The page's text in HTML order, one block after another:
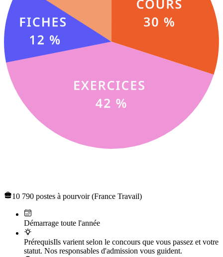
10 790 postes à pourvoir (France Travail)
Démarrage toute l'année
PrérequisIls varient selon le concours que vous passez et votre
statut. Nos responsables d'admission vous guident.